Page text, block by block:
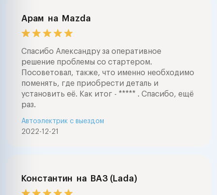
Арам на Mazda
Спасибо Александру за оперативное
решение проблемы со стартером.
Посоветовал, также, что именно необходимо
поменять, где приобрести деталь и
установить её. Как итог - ***** . Спасибо, ещё
раз.
2022-12-21
Автоэлектрик с выездом
Константин на ВАЗ (Lada)